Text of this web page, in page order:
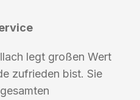
legt großen Wert
zufrieden bist. Sie